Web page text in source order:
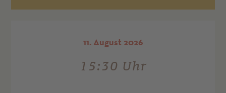
11. August 2026
15:30 Uhr